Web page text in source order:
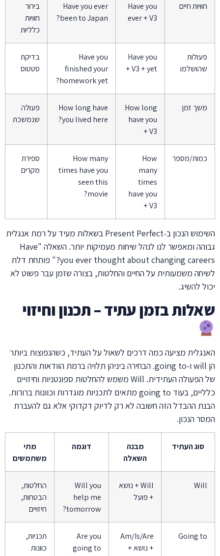
חוויות חיים
Have you
ever + V3
Have you ever
been to Japan?
בירור
חוויות
כלליות
פעולות
שהושלמו
Have you
+ V3 + yet
Have you
finished your
homework yet?
בדיקת
סטטוס
משך זמן
How long
have you
+ V3
How long have
you lived here?
פעולה
שנמשכת
כמות/מספר
How
many
times
have you
+ V3
How many
times have you
seen this
movie?
ספירת
מקרים
השימוש הנכון ב-Present Perfect בשאלות מעיד על רמת אנגלית
גבוהה ומאפשר לנו לנהל שיחות מעמיקות יותר. השאלה "Have
you ever thought about changing careers?" פותחת דלת
לשיחה משמעותית על החיים והחלטות, בצורה שזמן עבר פשוט לא
יכול להשיג.
שאלות בזמן עתיד – תכנון וחיזוי
האנגלית מציעה כמה דרכים לשאול על העתיד, כשהנפוצות ביותר
הן will ו-going to. הבחירה ביניהן תלויה ברמת הוודאות והתכנון
של הפעולה העתידית. Will משמש להחלטות ספונטניות וחיזויים
כלליים, בעוד going to מתאים לתכניות מוגדרות וכוונות ברורות.
הבנת ההבדל הזה חשובה לא רק לדיוק דקדוקי אלא גם להעברת
המסר הנכון.
סוג העתיד
מבנה
השאלה
דוגמה
מתי
משתמשים
Will
Will + נושא
+ פועל
Will you
help me
tomorrow?
החלטות,
הבטחות,
חיזויים
Going to
Am/Is/Are
+ נושא +
Are you
going to
תכניות,
כוונות